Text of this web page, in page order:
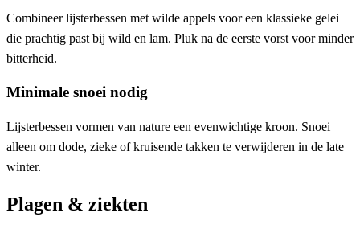
Combineer lijsterbessen met wilde appels voor een klassieke gelei
die prachtig past bij wild en lam. Pluk na de eerste vorst voor minder
bitterheid.
Minimale snoei nodig
Lijsterbessen vormen van nature een evenwichtige kroon. Snoei
alleen om dode, zieke of kruisende takken te verwijderen in de late
winter.
Plagen & ziekten